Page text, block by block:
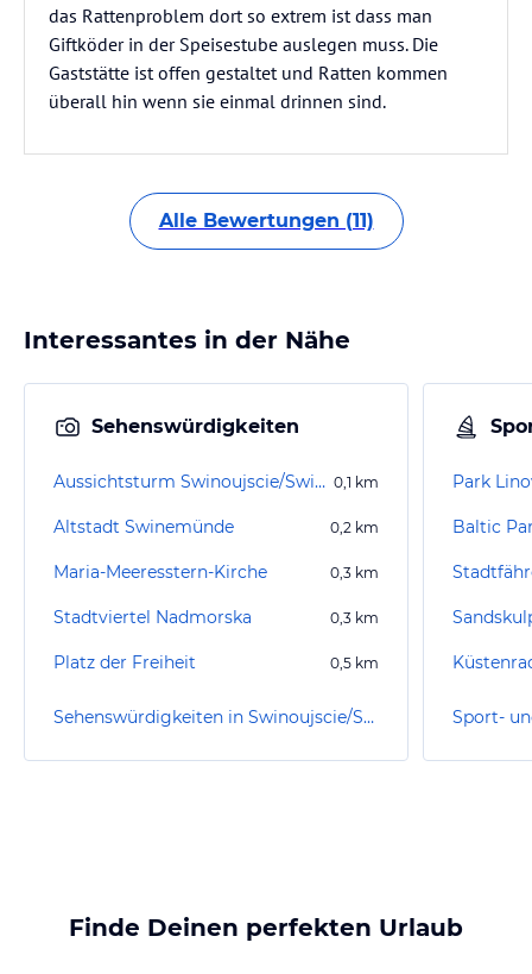
das Rattenproblem dort so extrem ist dass man
Giftköder in der Speisestube auslegen muss. Die
Gaststätte ist offen gestaltet und Ratten kommen
überall hin wenn sie einmal drinnen sind.
Alle Bewertungen (11)
Interessantes in der Nähe
Sehenswürdigkeiten
Aussichtsturm Swinoujscie/Swinemünde 0,1 km
Altstadt Swinemünde 0,2 km
Maria-Meeresstern-Kirche 0,3 km
Stadtviertel Nadmorska 0,3 km
Platz der Freiheit 0,5 km
Sehenswürdigkeiten in Swinoujscie/Swinemünde
Park
Finde Deinen perfekten Urlaub